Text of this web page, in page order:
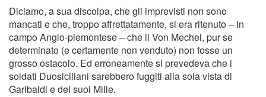
Diciamo, a sua discolpa, che gli imprevisti non sono
mancati e che, troppo affrettatamente, si era ritenuto – in
campo Anglo-piemontese – che il Von Mechel, pur se
determinato (e certamente non venduto) non fosse un
grosso ostacolo. Ed erroneamente si prevedeva che i
soldati Duosiciliani sarebbero fuggiti alla sola vista di
Garibaldi e dei suoi Mille.